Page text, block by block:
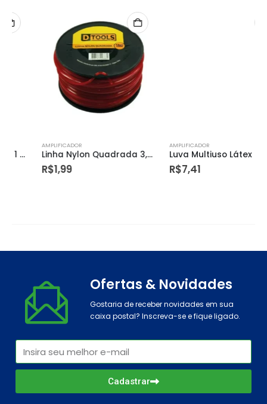
AMPLIFICADOR
Linha Nylon Quadrada 3,0mmx117m – Dtools
AMPLIFICADOR
Luva Multiuso Látex Forrada Preta 10 (eg) – Imbat
7,41
Ofertas & Novidades
Gostaria de receber novidades em sua
caixa postal? Inscreva-se e fique ligado.
Cadastrar